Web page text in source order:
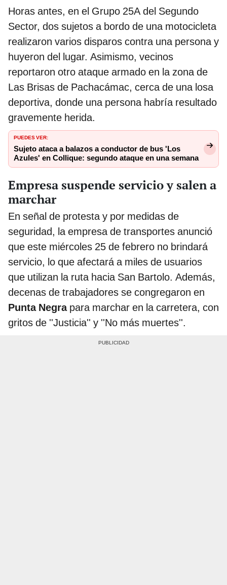
Horas antes, en el Grupo 25A del Segundo
Sector, dos sujetos a bordo de una motocicleta
realizaron varios disparos contra una persona y
huyeron del lugar. Asimismo, vecinos
reportaron otro ataque armado en la zona de
Las Brisas de Pachacámac, cerca de una losa
deportiva, donde una persona habría resultado
gravemente herida.
PUEDES VER:
Sujeto ataca a balazos a conductor de bus 'Los
Azules' en Collique: segundo ataque en una semana
Empresa suspende servicio y salen a
marchar
En señal de protesta y por medidas de
seguridad, la empresa de transportes anunció
que este miércoles 25 de febrero no brindará
servicio, lo que afectará a miles de usuarios
que utilizan la ruta hacia San Bartolo. Además,
decenas de trabajadores se congregaron en
Punta Negrapara marchar en la carretera, con
gritos de ''Justicia'' y ''No más muertes''.